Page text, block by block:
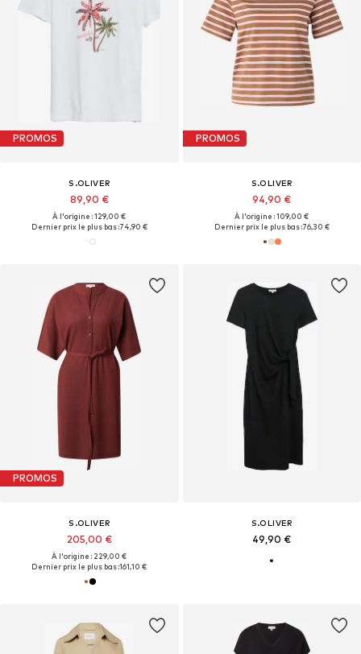
PROMOS
S.OLIVER
89,90 €
À l'origine : 129,00 €
Dernier prix le plus bas :74,90 €
PROMOS
S.OLIVER
94,90 €
À l'origine : 109,00 €
Dernier prix le plus bas :76,30 €
PROMOS
S.OLIVER
205,00 €
À l'origine : 229,00 €
Dernier prix le plus bas :161,10 €
S.OLIVER
49,90 €